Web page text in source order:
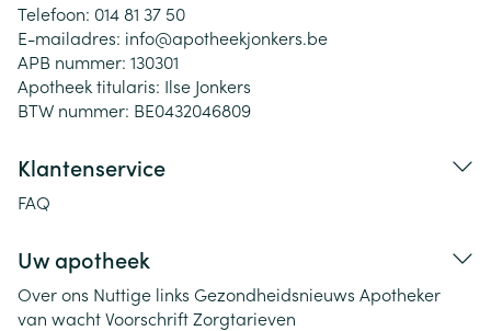
Telefoon: 014 81 37 50
E-mailadres: info@apotheekjonkers.be
APB nummer: 130301
Apotheek titularis: Ilse Jonkers
BTW nummer: BE0432046809
Klantenservice
FAQ
Uw apotheek
Over ons Nuttige links Gezondheidsnieuws Apotheker
van wachtVoorschriftZorgtarieven